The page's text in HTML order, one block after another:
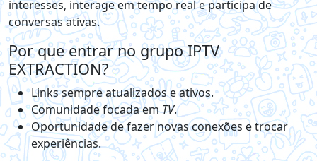
interesses, interage em tempo real e participa de
conversas ativas.
Por que entrar no grupo IPTV
EXTRACTION?
Links sempre atualizados e ativos.
Comunidade focada emTV.
Oportunidade de fazer novas conexões e trocar
experiências.